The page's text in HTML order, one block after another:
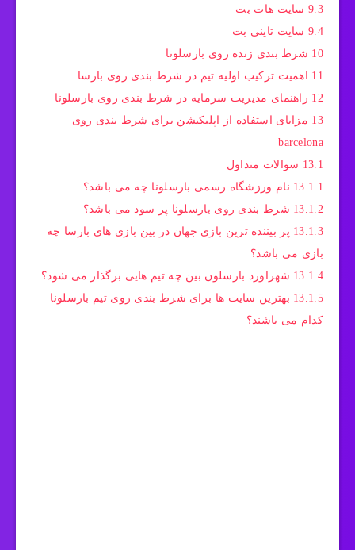
9.3 سایت هات بت
9.4 سایت تاینی بت
10 شرط بندی زنده روی بارسلونا
11
اهمیت ترکیب اولیه تیم در شرط بندی روی بارسا
12 راهنمای مدیریت سرمایه در شرط بندی روی بارسلونا
13 مزایای استفاده از اپلیکیشن‌ برای شرط بندی روی
barcelona
13.1 سوالات متداول
13.1.1 نام ورزشگاه رسمی بارسلونا چه می باشد؟
13.1.2 شرط بندی روی بارسلونا پر سود می باشد؟
13.1.3 پر بیننده ترین بازی جهان در بین بازی های بارسا چه
بازی می باشد؟
13.1.4 شهراورد بارسلون بین چه تیم هایی برگذار می شود؟
13.1.5 بهترین سایت ها برای شرط بندی روی تیم بارسلونا
کدام می باشند؟